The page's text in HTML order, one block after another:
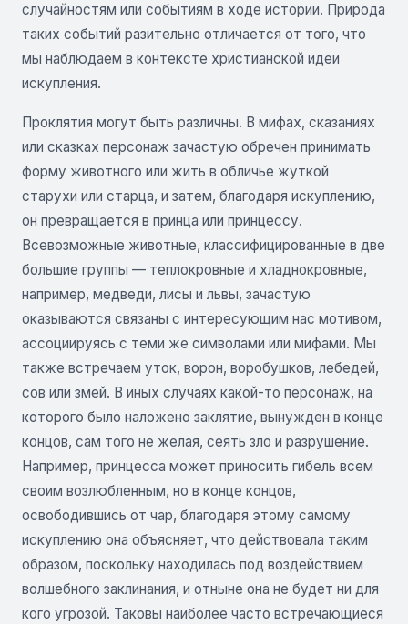
случайностям или событиям в ходе истории. Природа
таких событий разительно отличается от того, что
мы наблюдаем в контексте христианской идеи
искупления.
Проклятия могут быть различны. В мифах, сказаниях
или сказках персонаж зачастую обречен принимать
форму животного или жить в обличье жуткой
старухи или старца, и затем, благодаря искуплению,
он превращается в принца или принцессу.
Всевозможные животные, классифицированные в две
большие группы — теплокровные и хладнокровные,
например, медведи, лисы и львы, зачастую
оказываются связаны с интересующим нас мотивом,
ассоциируясь с теми же символами или мифами. Мы
также встречаем уток, ворон, воробушков, лебедей,
сов или змей. В иных случаях какой-то персонаж, на
которого было наложено заклятие, вынужден в конце
концов, сам того не желая, сеять зло и разрушение.
Например, принцесса может приносить гибель всем
своим возлюбленным, но в конце концов,
освободившись от чар, благодаря этому самому
искуплению она объясняет, что действовала таким
образом, поскольку находилась под воздействием
волшебного заклинания, и отныне она не будет ни для
кого угрозой. Таковы наиболее часто встречающиеся